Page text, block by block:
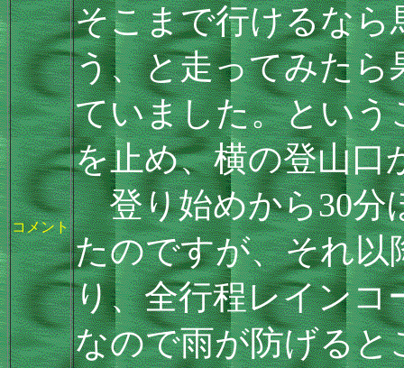
コメント
そこまで行けるなら
う、と走ってみたら
ていました。という
を止め、横の登山口
登り始めから30分
たのですが、それ以
り、全行程レインコ
なので雨が防げると